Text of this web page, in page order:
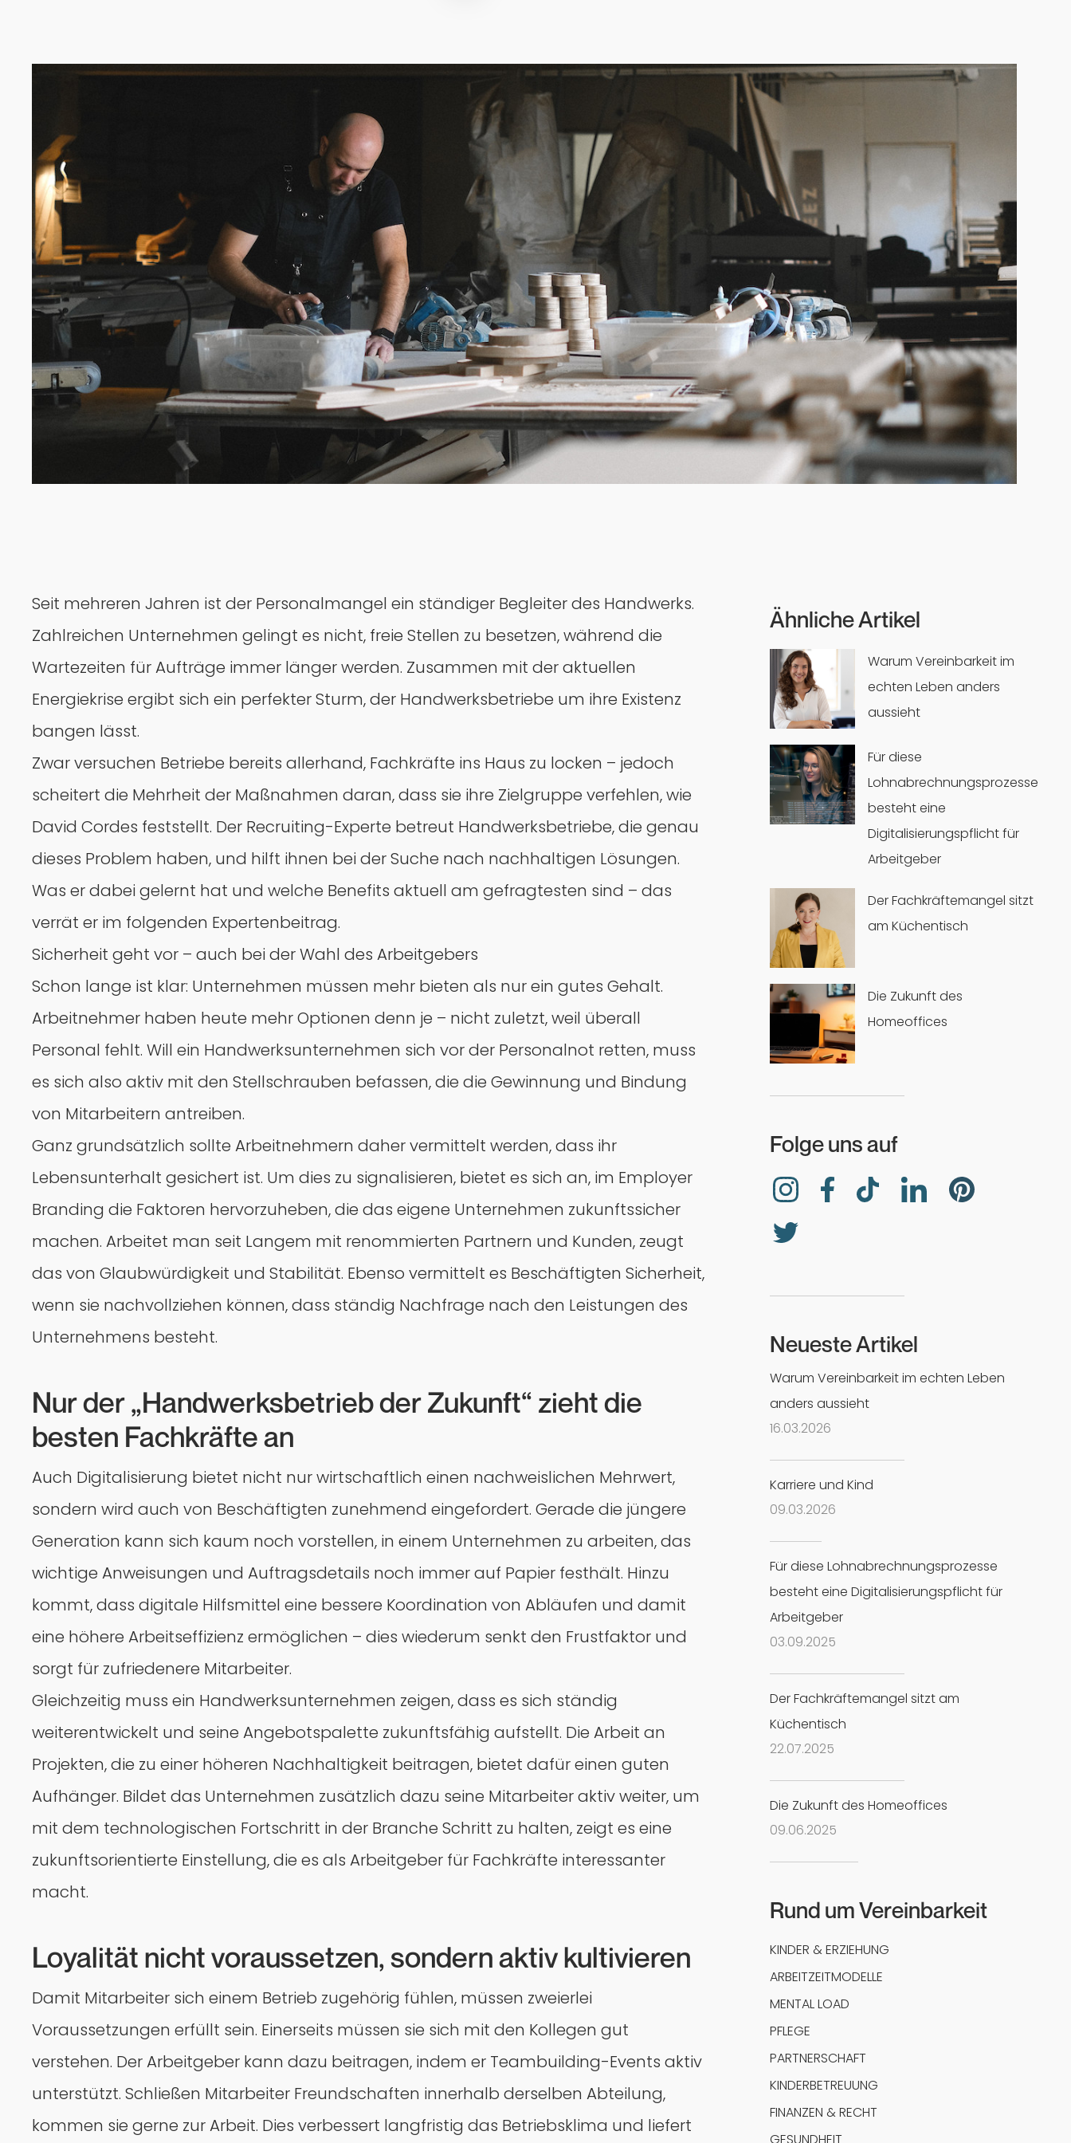
Seit mehreren Jahren ist der Personalmangel ein ständiger Begleiter des Handwerks.
Zahlreichen Unternehmen gelingt es nicht, freie Stellen zu besetzen, während die
Wartezeiten für Aufträge immer länger werden. Zusammen mit der aktuellen
Energiekrise ergibt sich ein perfekter Sturm, der Handwerksbetriebe um ihre Existenz
bangen lässt.
Zwar versuchen Betriebe bereits allerhand, Fachkräfte ins Haus zu locken – jedoch
scheitert die Mehrheit der Maßnahmen daran, dass sie ihre Zielgruppe verfehlen, wie
David Cordes feststellt. Der Recruiting-Experte betreut Handwerksbetriebe, die genau
dieses Problem haben, und hilft ihnen bei der Suche nach nachhaltigen Lösungen.
Was er dabei gelernt hat und welche Benefits aktuell am gefragtesten sind – das
verrät er im folgenden Expertenbeitrag.
Sicherheit geht vor – auch bei der Wahl des Arbeitgebers
Schon lange ist klar: Unternehmen müssen mehr bieten als nur ein gutes Gehalt.
Arbeitnehmer haben heute mehr Optionen denn je – nicht zuletzt, weil überall
Personal fehlt. Will ein Handwerksunternehmen sich vor der Personalnot retten, muss
es sich also aktiv mit den Stellschrauben befassen, die die Gewinnung und Bindung
von Mitarbeitern antreiben.
Ganz grundsätzlich sollte Arbeitnehmern daher vermittelt werden, dass ihr
Lebensunterhalt gesichert ist. Um dies zu signalisieren, bietet es sich an, im Employer
Branding die Faktoren hervorzuheben, die das eigene Unternehmen zukunftssicher
machen. Arbeitet man seit Langem mit renommierten Partnern und Kunden, zeugt
das von Glaubwürdigkeit und Stabilität. Ebenso vermittelt es Beschäftigten Sicherheit,
wenn sie nachvollziehen können, dass ständig Nachfrage nach den Leistungen des
Unternehmens besteht.
Nur der „Handwerksbetrieb der Zukunft“ zieht die
besten Fachkräfte an
Auch Digitalisierung bietet nicht nur wirtschaftlich einen nachweislichen Mehrwert,
sondern wird auch von Beschäftigten zunehmend eingefordert. Gerade die jüngere
Generation kann sich kaum noch vorstellen, in einem Unternehmen zu arbeiten, das
wichtige Anweisungen und Auftragsdetails noch immer auf Papier festhält. Hinzu
kommt, dass digitale Hilfsmittel eine bessere Koordination von Abläufen und damit
eine höhere Arbeitseffizienz ermöglichen – dies wiederum senkt den Frustfaktor und
sorgt für zufriedenere Mitarbeiter.
Gleichzeitig muss ein Handwerksunternehmen zeigen, dass es sich ständig
weiterentwickelt und seine Angebotspalette zukunftsfähig aufstellt. Die Arbeit an
Projekten, die zu einer höheren Nachhaltigkeit beitragen, bietet dafür einen guten
Aufhänger. Bildet das Unternehmen zusätzlich dazu seine Mitarbeiter aktiv weiter, um
mit dem technologischen Fortschritt in der Branche Schritt zu halten, zeigt es eine
zukunftsorientierte Einstellung, die es als Arbeitgeber für Fachkräfte interessanter
macht.
Loyalität nicht voraussetzen, sondern aktiv kultivieren
Damit Mitarbeiter sich einem Betrieb zugehörig fühlen, müssen zweierlei
Voraussetzungen erfüllt sein. Einerseits müssen sie sich mit den Kollegen gut
verstehen. Der Arbeitgeber kann dazu beitragen, indem er Teambuilding-Events aktiv
unterstützt. Schließen Mitarbeiter Freundschaften innerhalb derselben Abteilung,
kommen sie gerne zur Arbeit. Dies verbessert langfristig das Betriebsklima und liefert
Ähnliche Artikel
Warum Vereinbarkeit im
echten Leben anders
aussieht
Für diese
Lohnabrechnungsprozesse
besteht eine
Digitalisierungspflicht für
Arbeitgeber
Der Fachkräftemangel sitzt
am Küchentisch
Die Zukunft des
Homeoffices
Folge uns auf
Neueste Artikel
Warum Vereinbarkeit im echten Leben
anders aussieht
16.03.2026
Karriere und Kind
09.03.2026
Für diese Lohnabrechnungsprozesse
besteht eine Digitalisierungspflicht für
Arbeitgeber
03.09.2025
Der Fachkräftemangel sitzt am
Küchentisch
22.07.2025
Die Zukunft des Homeoffices
09.06.2025
Rund um Vereinbarkeit
KINDER & ERZIEHUNG
ARBEITZEITMODELLE
MENTAL LOAD
PFLEGE
PARTNERSCHAFT
KINDERBETREUUNG
FINANZEN & RECHT